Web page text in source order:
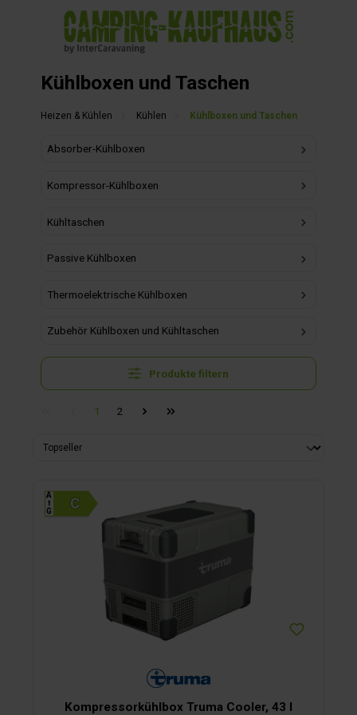
springen
Kühlboxen und Taschen
Heizen & Kühlen Kühlen Kühlboxen und Taschen
Absorber-Kühlboxen
Kompressor-Kühlboxen
Kühltaschen
Passive Kühlboxen
Thermoelektrische Kühlboxen
Zubehör Kühlboxen und Kühltaschen
Produkte filtern
1 2
A
⭡
G
Kompressorkühlbox Truma Cooler, 43 l